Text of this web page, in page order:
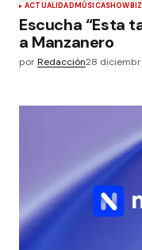
ACTUALIDADMÚSICASHOWBIZ
Escucha “Esta
a Manzanero
porRedacción28